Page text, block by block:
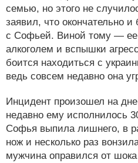
семью, но этого не
заявил, что окончательно и
с Софьей. Виной тому — ее
алкоголем и вспышки
боится находиться с
ведь совсем недавно она
Инцидент произошел на
недавно ему исполнилось
Софья выпила лишнего, в
нож и несколько раз
мужчина оправился от